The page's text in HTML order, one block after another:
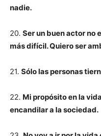
nadie.
20. Ser un buen actor no
más difícil. Quiero ser
21. Sólo las personas
22. Mi propósito en la
encandilar a la sociedad.